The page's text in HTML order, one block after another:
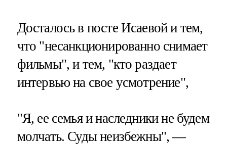
Досталось в посте Исаевой и тем,
что "несанкционированно снимает
фильмы", и тем, "кто раздает
интервью на свое усмотрение",
"Я, ее семья и наследники не будем
молчать. Суды неизбежны", —